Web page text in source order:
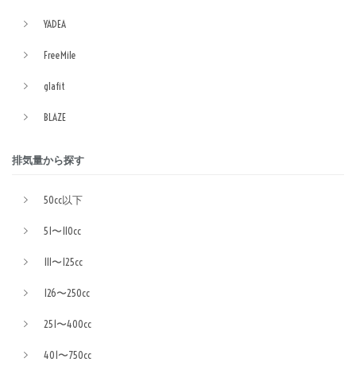
YADEA
FreeMile
glafit
BLAZE
排気量から探す
50cc以下
51〜110cc
111〜125cc
126〜250cc
251〜400cc
401〜750cc